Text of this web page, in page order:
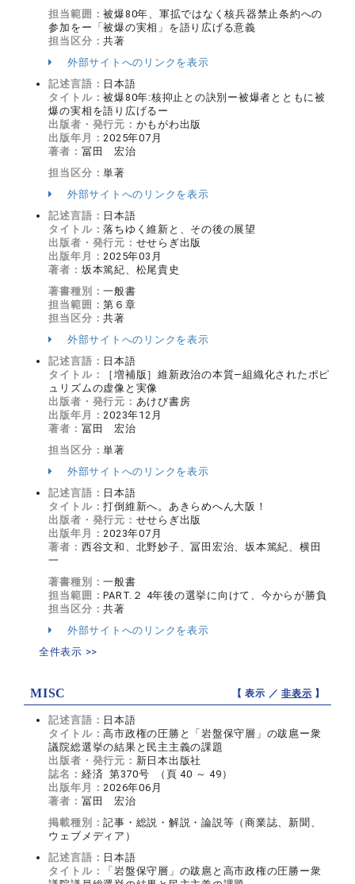
担当範囲：被爆80年、軍拡ではなく核兵器禁止条約への
参加をー「被爆の実相」を語り広げる意義
担当区分：共著
外部サイトへのリンクを表示
記述言語： 日本語
タイトル：被爆80年:核抑止との訣別ー被爆者とともに被
爆の実相を語り広げるー
出版者・発行元： かもがわ出版
出版年月：2025年07月
著者： 冨田 宏治
担当区分：単著
外部サイトへのリンクを表示
記述言語： 日本語
タイトル：落ちゆく維新と、その後の展望
出版者・発行元： せせらぎ出版
出版年月：2025年03月
著者： 坂本篤紀、松尾貴史
著書種別：一般書
担当範囲：第６章
担当区分：共著
外部サイトへのリンクを表示
記述言語： 日本語
タイトル：
［増補版］維新政治の本質―組織化されたポピ
ュリズムの虚像と実像
出版者・発行元： あけび書房
出版年月：2023年12月
著者： 冨田 宏治
担当区分：単著
外部サイトへのリンクを表示
記述言語： 日本語
タイトル：打倒維新へ。あきらめへん大阪！
出版者・発行元： せせらぎ出版
出版年月：2023年07月
著者： 西谷文和、北野妙子、冨田宏治、坂本篤紀、横田
一
著書種別：一般書
担当範囲：PART.２ 4年後の選挙に向けて、今からが勝負
担当区分：共著
外部サイトへのリンクを表示
全件表示 >>
MISC 【 表示 ／非表示 】
記述言語： 日本語
タイトル：高市政権の圧勝と「岩盤保守層」の跋扈ー衆
議院総選挙の結果と民主主義の課題
出版者・発行元： 新日本出版社
誌名： 経済 第370号 （頁 40 ～ 49）
出版年月：2026年06月
著者： 冨田 宏治
掲載種別：記事・総説・解説・論説等（商業誌、新聞、
ウェブメディア）
記述言語： 日本語
タイトル：
「岩盤保守層」の跋扈と高市政権の圧勝ー衆